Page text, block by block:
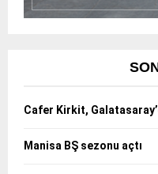
Cafer Kirkit,
Manisa BŞ sezonu açtı